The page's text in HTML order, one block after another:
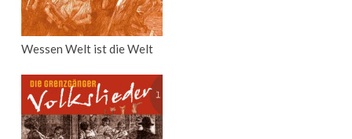
Wessen Welt ist die Welt